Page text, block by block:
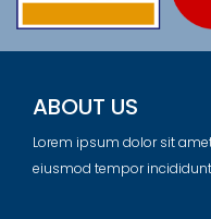
ABOUT US
Lorem ipsum dolor sit
eiusmod tempor